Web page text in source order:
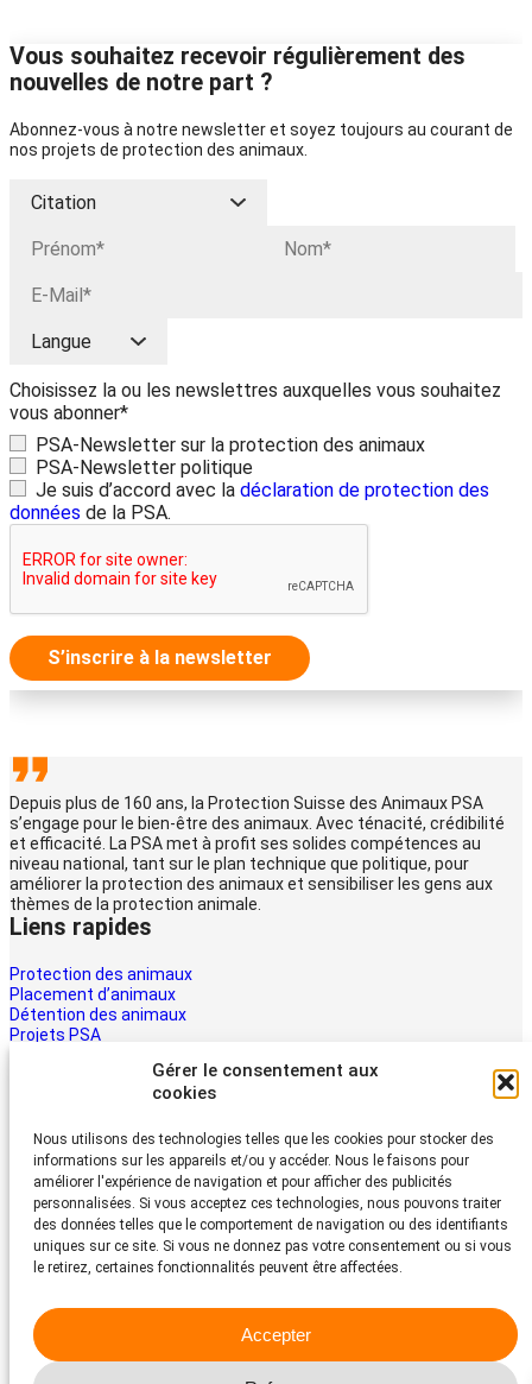
Gérer le consentement aux
cookies
Nous utilisons des technologies telles que les cookies pour stocker des
informations sur les appareils et/ou y accéder. Nous le faisons pour
améliorer l'expérience de navigation et pour afficher des publicités
personnalisées. Si vous acceptez ces technologies, nous pouvons traiter
des données telles que le comportement de navigation ou des identifiants
uniques sur ce site. Si vous ne donnez pas votre consentement ou si vous
le retirez, certaines fonctionnalités peuvent être affectées.
Accepter
Vous souhaitez recevoir régulièrement des
nouvelles de notre part ?
Abonnez-vous à notre newsletter et soyez toujours au courant de
nos projets de protection des animaux.
Choisissez la ou les newslettres auxquelles vous souhaitez
vous abonner*
PSA-Newsletter sur la protection des animaux
PSA-Newsletter politique
Je suis d’accord avec la déclaration de protection des
données de la PSA.
S’inscrire à la newsletter
Depuis plus de 160 ans, la Protection Suisse des Animaux PSA
s’engage pour le bien-être des animaux. Avec ténacité, crédibilité
et efficacité. La PSA met à profit ses solides compétences au
niveau national, tant sur le plan technique que politique, pour
améliorer la protection des animaux et sensibiliser les gens aux
thèmes de la protection animale.
Liens rapides
Protection des animaux
Placement d’animaux
Détention des animaux
Projets PSA
Les animaux ont besoin d’aide – la vôtre aussi. Soutenez le travail
du Protection Suisse des Animaux PSA
Faire un don
Protection Suisse des Animaux PSA
CH-4053 Bâle
psa@protection-animaux.com